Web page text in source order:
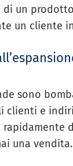
un
un cliente
sono
clienti e
una vendita.